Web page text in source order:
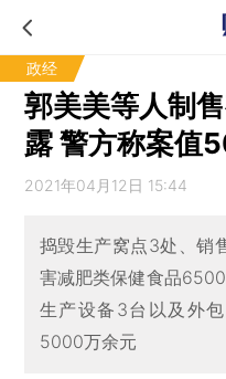
政经
郭美美等人制
露 警方称案值
2021年04月12日 15:44
捣毁生产窝点3处、销
害减肥类保健食品
生产设备3台以及外
5000万余元